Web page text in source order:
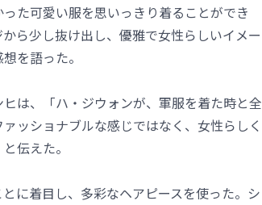
た可愛い服を思いっきり着ることができ
ら少し抜け出し、優雅で女性らしいイメー
を語った。
は、「ハ・ジウォンが、軍服を着た時と全
ッショナブルな感じではなく、女性らしく
伝えた。
に着目し、多彩なヘアピースを使った。シ